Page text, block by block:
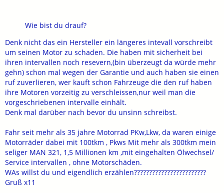
Wie bist du drauf?
Denk nicht das ein Hersteller ein längeres intevall vorschreibt
um seinen Motor zu schaden. Die haben mit sicherheit bei
ihren intervallen noch resevern,(bin überzeugt da würde mehr
gehn) schon mal wegen der Garantie und auch haben sie einen
ruf zuverlieren, wer kauft schon Fahrzeuge die den ruf haben
ihre Motoren vorzeitig zu verschleissen,nur weil man die
vorgeschriebenen intervalle einhält.
Denk mal darüber nach bevor du unsinn schreibst.
Fahr seit mehr als 35 jahre Motorrad PKw,Lkw, da waren einige
Motorräder dabei mit 100tkm , Pkws Mit mehr als 300tkm mein
seliger MAN 321, 1,5 Millionen km ,mit eingehalten Ölwechsel/
Service intervallen , ohne Motorschäden.
WAs willst du und eigendlich erzählen????????????????????????
Gruß x11